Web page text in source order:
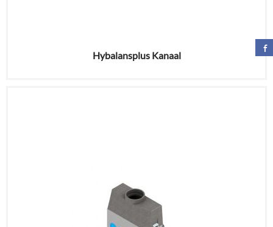
Hybalansplus Kanaal